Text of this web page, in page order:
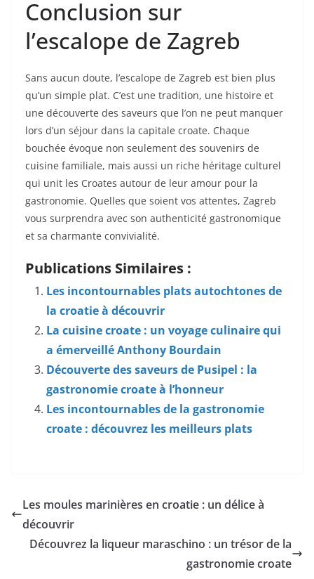
Conclusion sur
l’escalope de Zagreb
Sans aucun doute, l’escalope de Zagreb est bien plus
qu’un simple plat. C’est une tradition, une histoire et
une découverte des saveurs que l’on ne peut manquer
lors d’un séjour dans la capitale croate. Chaque
bouchée évoque non seulement des souvenirs de
cuisine familiale, mais aussi un riche héritage culturel
qui unit les Croates autour de leur amour pour la
gastronomie. Quelles que soient vos attentes, Zagreb
vous surprendra avec son authenticité gastronomique
et sa charmante convivialité.
Publications Similaires :
Les incontournables plats autochtones de
la croatie à découvrir
La cuisine croate : un voyage culinaire qui
a émerveillé Anthony Bourdain
Découverte des saveurs de Pusipel : la
gastronomie croate à l’honneur
Les incontournables de la gastronomie
croate : découvrez les meilleurs plats
Les moules marinières en croatie : un délice à
découvrir
Découvrez la liqueur maraschino : un trésor de la
gastronomie croate